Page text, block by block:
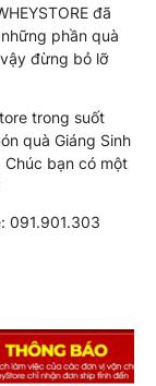
đã
phần quà
đừng bỏ lỡ
trong suốt
quà Giáng Sinh
bạn có một
091.901.303